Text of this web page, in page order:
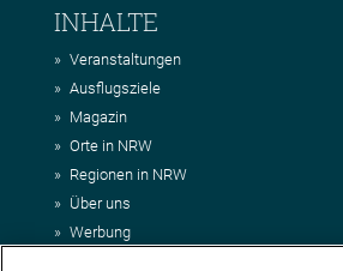
INHALTE
Veranstaltungen
Ausflugsziele
Magazin
Orte in NRW
Regionen in NRW
Über uns
Werbung